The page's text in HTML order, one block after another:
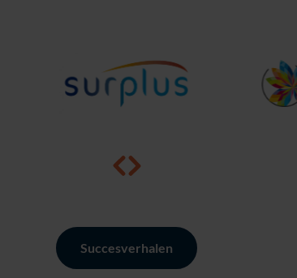
Succesverhalen